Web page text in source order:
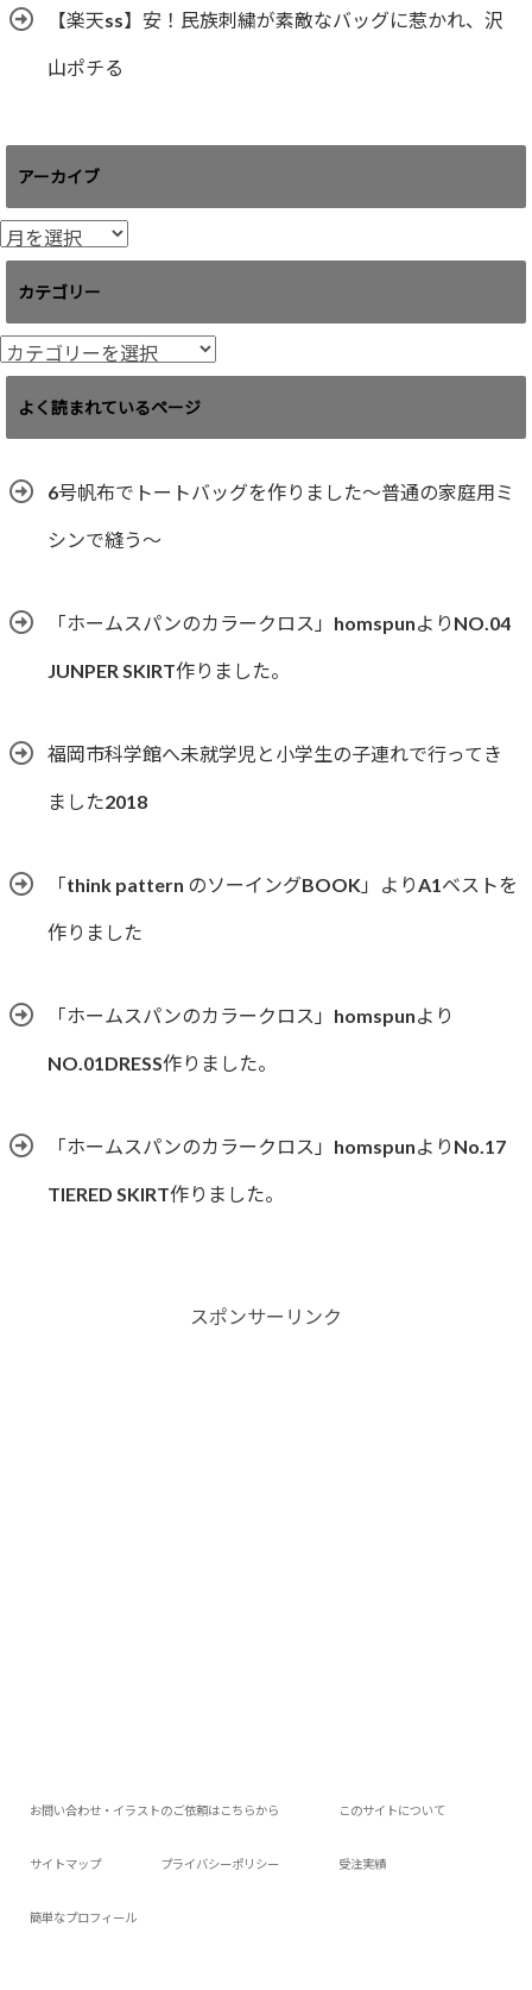
【楽天ss】安！民族刺繍が素敵なバッグに惹かれ、沢
山ポチる
アーカイブ
ア
ー
イ
ブ
カテゴリー
カ
テ
リ
よく読まれているページ
6号帆布でトートバッグを作りました〜普通の家庭用ミ
シンで縫う〜
「ホームスパンのカラークロス」homspunよりNO.04
JUNPER SKIRT作りました。
福岡市科学館へ未就学児と小学生の子連れで行ってき
ました2018
「think pattern のソーイングBOOK」よりA1ベストを
作りました
「ホームスパンのカラークロス」homspunより
NO.01DRESS作りました。
「ホームスパンのカラークロス」homspunよりNo.17
TIERED SKIRT作りました。
スポンサーリンク
お問い合わせ・イラストのご依頼はこちらから このサイトについて
サイトマップ プライバシーポリシー 受注実績
簡単なプロフィール